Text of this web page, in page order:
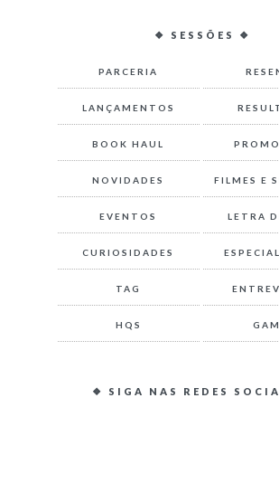
❖ SESSÕES ❖
PARCERIA
LANÇAMENTOS
BOOK HAUL
NOVIDADES FILMES E
EVENTOS LETRA
CURIOSIDADES
TAG
HQS
❖ SIGA NAS REDES